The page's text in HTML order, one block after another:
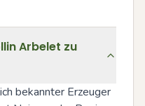
Arbelet zu
bekannter Erzeuger